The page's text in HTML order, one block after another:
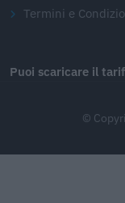
Termini e
Puoi scaricare il
©